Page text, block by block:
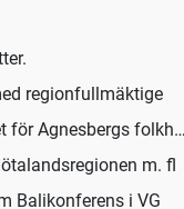
regionfullmäktige
för Agnesbergs folkh…
m. fl
Balikonferens i VG